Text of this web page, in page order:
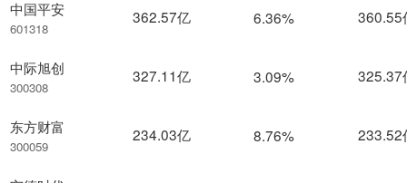
中国平安
601318
中际旭创
300308
东方财富
300059
362.57亿 6.36% 360.55
327.11亿 3.09% 325.37
234.03亿 8.76% 233.52